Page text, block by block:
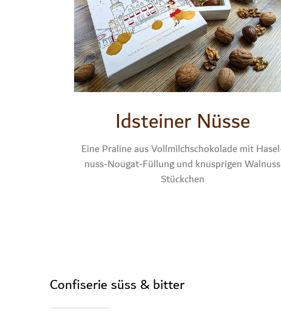
Idstei­ner Nüs­se
Eine Pra­li­ne aus Voll­milch­scho­ko­la­de mit
nuss-Nou­gat-Fül­lung und knusp­ri­gen Wal­nuss
Stück­chen
Con­fi­se­rie süss & bit­ter